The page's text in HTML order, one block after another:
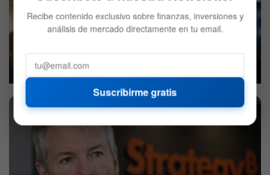
5 DE AGOSTO DE 2026
Recibe contenido exclusivo sobre finanzas, inversiones y
análisis de mercado directamente en tu email.
Suscribirme gratis